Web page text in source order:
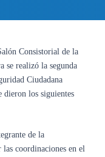
Consistorial de la
realizó la segunda
Ciudadana
dieron los siguientes
de la
coordinaciones en el